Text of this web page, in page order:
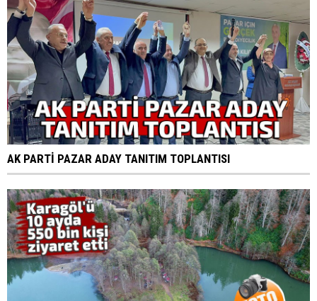
AK PARTİ PAZAR ADAY TANITIM TOPLANTISI